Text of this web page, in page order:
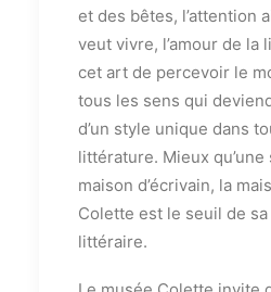
et des bêtes, l’attention
veut vivre, l’amour de la
cet art de percevoir le
tous les sens qui
d’un style unique dans
littérature. Mieux qu’une
maison d’écrivain, la
Colette est le seuil de
littéraire.